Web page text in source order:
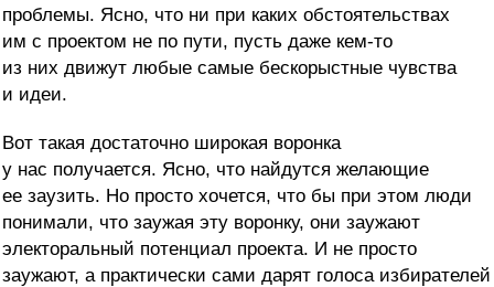
проблемы. Ясно, что ни при каких обстоятельствах
им с проектом не по пути, пусть даже кем-то
из них движут любые самые бескорыстные чувства
и идеи.
Вот такая достаточно широкая воронка
у нас получается. Ясно, что найдутся желающие
ее заузить. Но просто хочется, что бы при этом люди
понимали, что заужая эту воронку, они заужают
электоральный потенциал проекта. И не просто
заужают, а практически сами дарят голоса избирателей